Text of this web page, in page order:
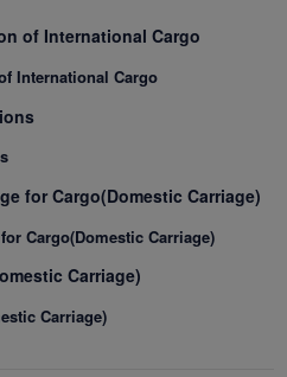
of International Cargo
International Cargo
for Cargo(Domestic Carriage)
Cargo(Domestic Carriage)
Carriage)
Carriage)